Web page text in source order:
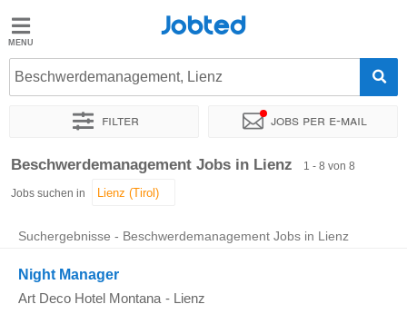
Jobted
Jobs
Jobted
Beschwerdemanagement, Lienz
Filter Jobs per e-mail
Sortieren nach Genauer Standort Unternehmen
Beschwerdemanagement Jobs in Lienz 1 - 8 von 8
Jobs suchen in
Suchergebnisse - Beschwerdemanagement Jobs in Lienz
Night Manager
Art Deco Hotel Montana - Lienz